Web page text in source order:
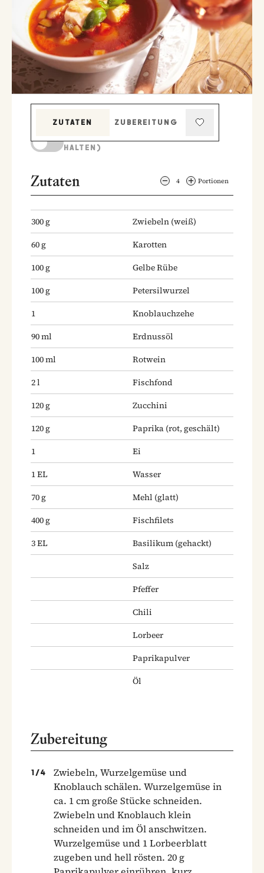
ZUTATEN
ZUBEREITUNG
HALTEN)
Zutaten 4 Portionen
300g Zwiebeln (weiß)
60g
Karotten
100g
Gelbe Rübe
100g
Petersilwurzel
1
Knoblauchzehe
90ml
Erdnussöl
100ml
Rotwein
2l
Fischfond
120g
Zucchini
120g Paprika (rot, geschält)
1
Ei
1EL
Wasser
70g Mehl (glatt)
400g
Fischfilets
3EL Basilikum (gehackt)
Salz
Pfeffer
Chili
Lorbeer
Paprikapulver
Öl
Zubereitung
1 /4
Zwiebeln, Wurzelgemüse und
Knoblauch schälen. Wurzelgemüse in
ca. 1 cm große Stücke schneiden.
Zwiebeln und Knoblauch klein
schneiden und im Öl anschwitzen.
Wurzelgemüse und 1 Lorbeerblatt
zugeben und hell rösten. 20 g